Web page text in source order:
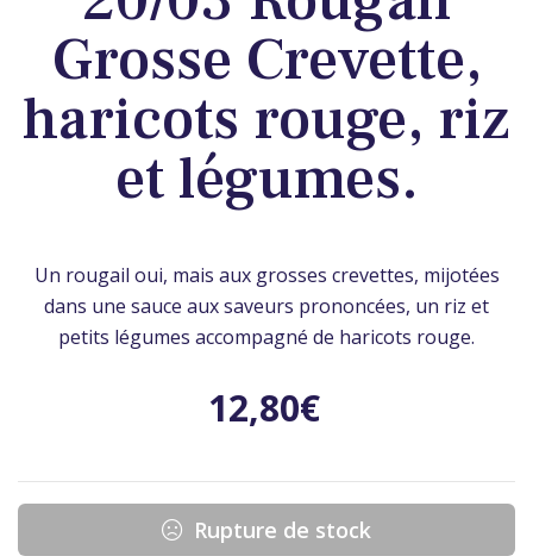
Grosse Crevette,
haricots rouge, riz
et légumes.
Un rougail oui, mais aux grosses crevettes, mijotées
dans une sauce aux saveurs prononcées, un riz et
petits légumes accompagné de haricots rouge.
12,80€
Rupture de stock